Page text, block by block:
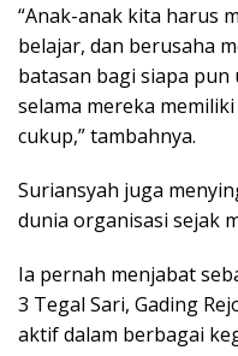
“Anak-anak kita harus
belajar, dan berusaha
batasan bagi siapa
selama mereka
cukup,” tambahnya.
Suriansyah juga
dunia organisasi sejak
Ia pernah menjabat
3 Tegal Sari, Gading
aktif dalam berbagai